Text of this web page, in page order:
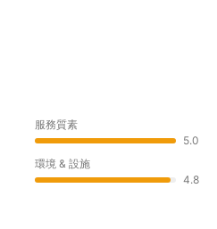
服務質素
5.0
環境 & 設施
4.8